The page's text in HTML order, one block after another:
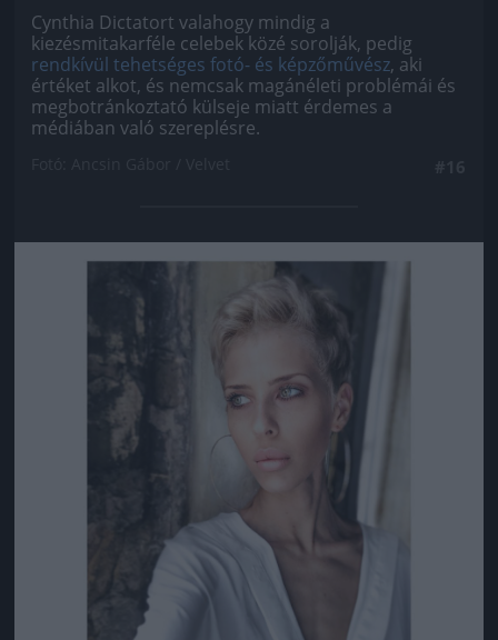
Cynthia Dictatort valahogy mindig a
kiezésmitakarféle celebek közé sorolják, pedig
rendkívül tehetséges fotó- és képzőművész, aki
értéket alkot, és nemcsak magánéleti problémái és
megbotránkoztató külseje miatt érdemes a
médiában való szereplésre.
Jön még kép!